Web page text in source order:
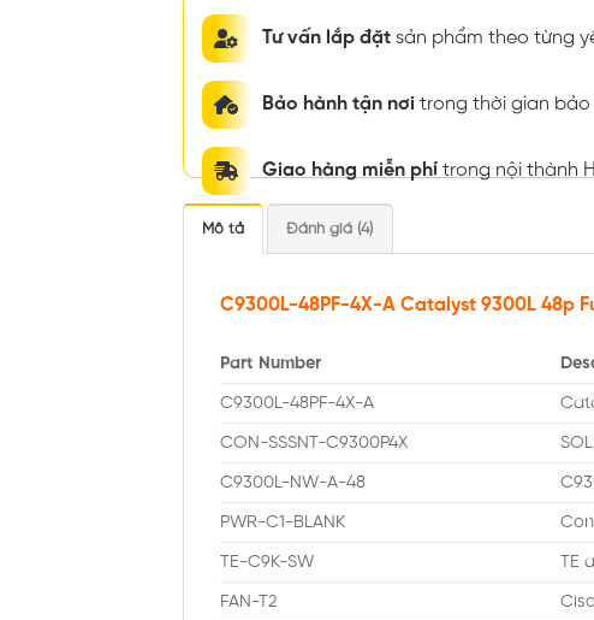
Tư vấn lắp đặt sản phẩm theo từng
Bảo hành tận nơi trong thời gian bảo
Giao hàng miễn phí trong nội thành
Mô tả Đánh giá (4)
C9300L-48PF-4X-A Catalyst 9300L 48p
Part Number
C9300L-48PF-4X-A
CON-SSSNT-C9300P4X
C9300L-NW-A-48
PWR-C1-BLANK
TE-C9K-SW TE
FAN-T2